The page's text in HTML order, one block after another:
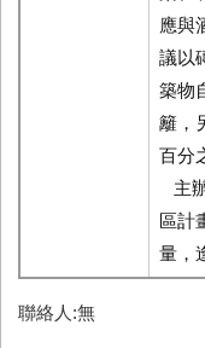
應與
議以
築物
籬，
百分
主
區計
量，
聯絡人:無